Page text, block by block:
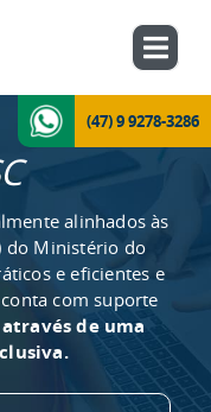
(47) 9 9278-3286
alinhados às
do Ministério do
e eficientes e
com suporte
de uma